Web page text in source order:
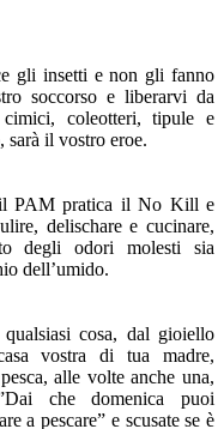
gli insetti e non gli fanno
soccorso e liberarvi da
cimici, coleotteri, tipule e
sarà il vostro eroe.
PAM pratica il No Kill e
delischare e cucinare,
degli odori molesti sia
dell’umido.
qualsiasi cosa, dal gioiello
vostra di tua madre,
alle volte anche una,
che domenica puoi
a pescare” e scusate se è